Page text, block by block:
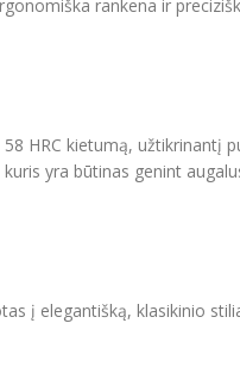
rankena ir
HRC kietumą, užtikrinantį
yra būtinas genint
į elegantišką, klasikinio